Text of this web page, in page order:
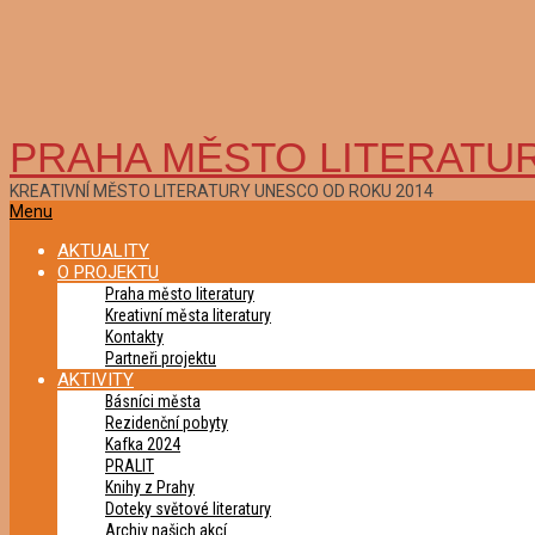
PRAHA MĚSTO
KREATIVNÍ MĚSTO LITERATURY UNESCO OD ROKU 2014
Primary
Menu
Menu
AKTUALITY
O PROJEKTU
Praha město literatury
Kreativní města literatury
Kontakty
Partneři projektu
AKTIVITY
Básníci města
Rezidenční pobyty
Kafka 2024
PRALIT
Knihy z Prahy
Doteky světové literatury
Archiv našich akcí